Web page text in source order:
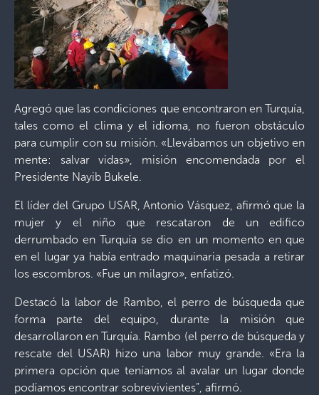
Agregó que las condiciones que encontraron en Turquía,
tales como el clima y el idioma, no fueron obstáculo
para cumplir con su misión. «Llevábamos un objetivo en
mente: salvar vidas», misión encomendada por el
Presidente Nayib Bukele.
El líder del Grupo USAR, Antonio Vásquez, afirmó que la
mujer y el niño que rescataron de un edifico
derrumbado en Turquía se dio en un momento en que
en el lugar ya había entrado maquinaria pesada a retirar
los escombros. «Fue un milagro», enfatizó.
Destacó la labor de Rambo, el perro de búsqueda que
forma parte del equipo, durante la misión que
desarrollaron en Turquía. Rambo (el perro de búsqueda y
rescate del USAR) hizo una labor muy grande. «Era la
primera opción que teníamos al avalar un lugar donde
podíamos encontrar sobrevivientes”, afirmó.